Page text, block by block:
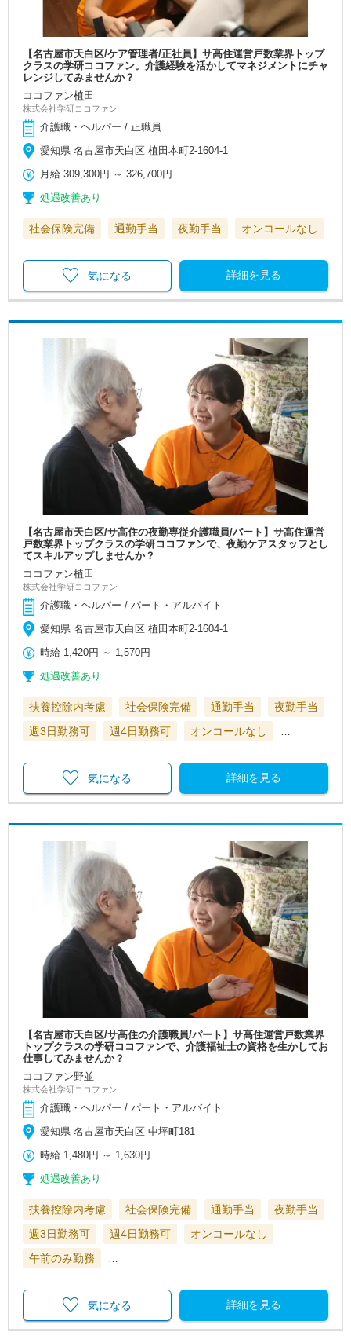
【名古屋市天白区/ケア管理者/正社員】サ高住運営戸数業界トップ
クラスの学研ココファン。介護経験を活かしてマネジメントにチャ
レンジしてみませんか？
ココファン植田
株式会社学研ココファン
介護職・ヘルパー / 正職員
愛知県 名古屋市天白区 植田本町2-1604-1
月給 309,300円 ～326,700円
処遇改善あり
社会保険完備 通勤手当 夜勤手当 オンコールなし
詳細を見る
気になる
【名古屋市天白区/サ高住の夜勤専従介護職員/パート】サ高住運営
戸数業界トップクラスの学研ココファンで、夜勤ケアスタッフとし
てスキルアップしませんか？
ココファン植田
株式会社学研ココファン
介護職・ヘルパー / パート・アルバイト
愛知県 名古屋市天白区 植田本町2-1604-1
時給 1,420円 ～ 1,570円
処遇改善あり
扶養控除内考慮 社会保険完備 通勤手当
夜勤手当
週3日勤務可
週4日勤務可 オンコールなし …
詳細を見る
気になる
【名古屋市天白区/サ高住の介護職員/パート】サ高住運営戸数業界
トップクラスの学研ココファンで、介護福祉士の資格を生かしてお
仕事してみませんか？
ココファン野並
株式会社学研ココファン
介護職・ヘルパー / パート・アルバイト
愛知県 名古屋市天白区 中坪町181
時給 1,480円 ～ 1,630円
処遇改善あり
扶養控除内考慮 社会保険完備 通勤手当
夜勤手当
週3日勤務可
週4日勤務可
オンコールなし
午前のみ勤務
…
詳細を見る
気になる